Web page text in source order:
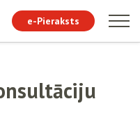
e-Pieraksts